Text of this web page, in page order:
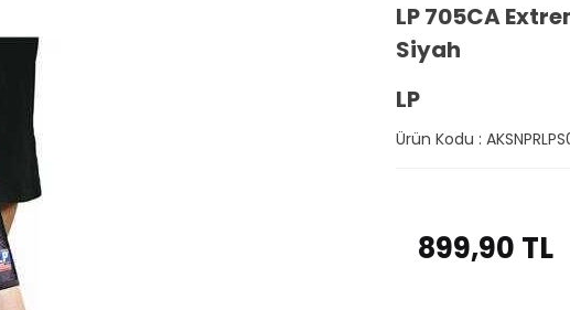
LP 705CA
Siyah
LP
Ürün Kodu :
899,90 TL